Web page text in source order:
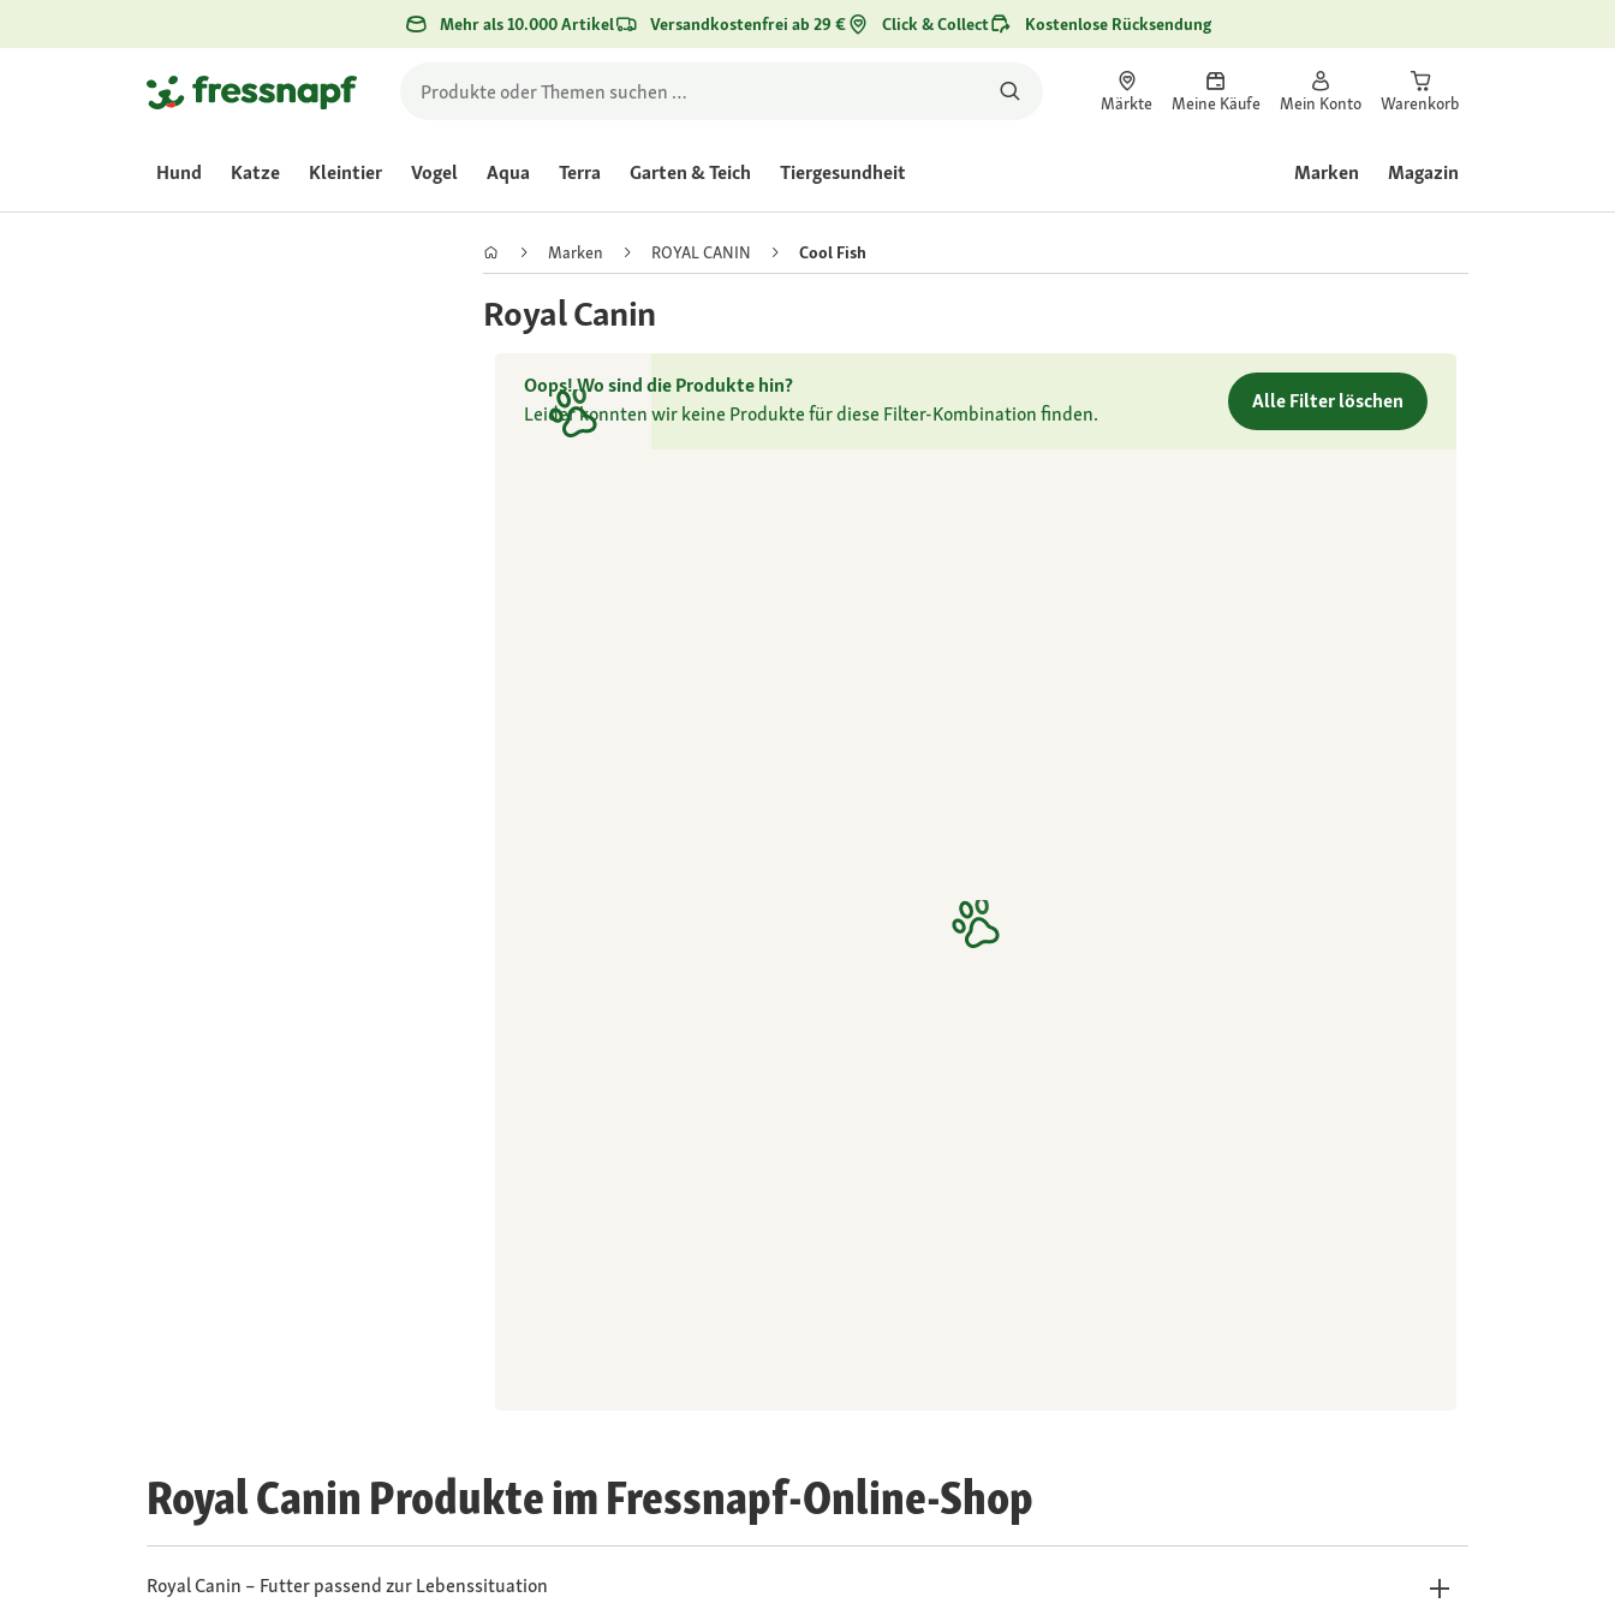
Mehr als 10.000 Artikel Versandkostenfrei ab 29 € Click & Collect Kostenlose Rücksendung
Märkte Meine Käufe Mein Konto Warenkorb
Hund Katze Kleintier Vogel Aqua Terra Garten & Teich Tiergesundheit Marken Magazin
Marken ROYAL CANIN Cool Fish
Royal Canin
Oops! Wo sind die Produkte hin?
Leider konnten wir keine Produkte für diese Filter-Kombination finden.
Alle Filter löschen
Royal Canin Produkte im Fressnapf-Online-Shop
Royal Canin – Futter passend zur Lebenssituation